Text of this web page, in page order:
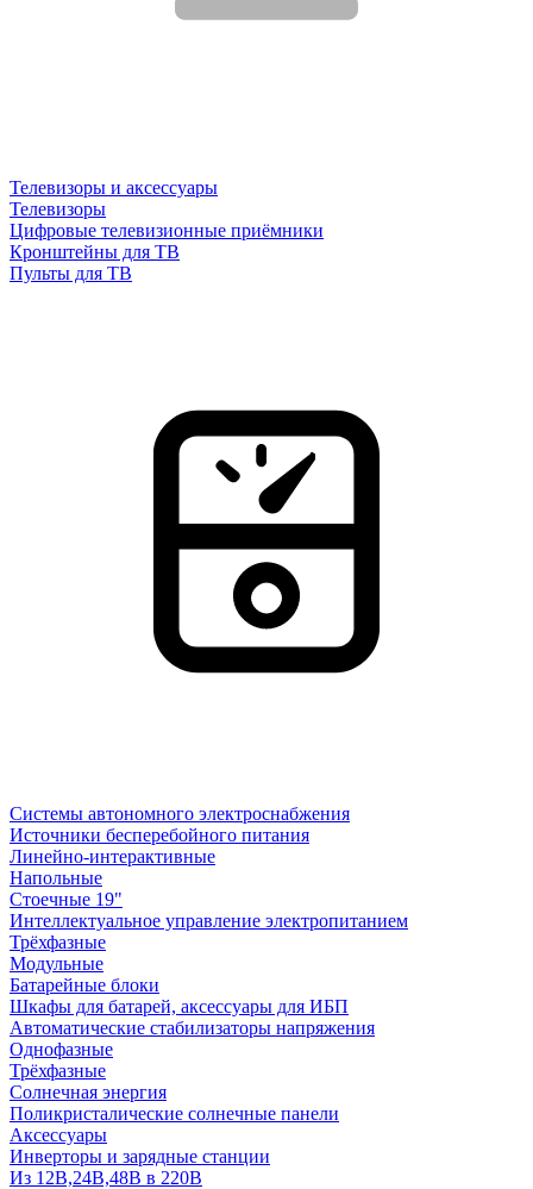
Телевизоры и аксессуары
Телевизоры
Цифровые телевизионные приёмники
Кронштейны для ТВ
Пульты для ТВ
Системы автономного электроснабжения
Источники бесперебойного питания
Линейно-интерактивные
Напольные
Стоечные 19"
Интеллектуальное управление электропитанием
Трёхфазные
Модульные
Батарейные блоки
Шкафы для батарей, аксессуары для ИБП
Автоматические стабилизаторы напряжения
Однофазные
Трёхфазные
Солнечная энергия
Поликристалические солнечные панели
Аксессуары
Инверторы и зарядные станции
Из 12В,24В,48В в 220В